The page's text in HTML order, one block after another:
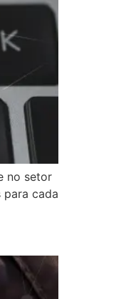
no setor
para cada